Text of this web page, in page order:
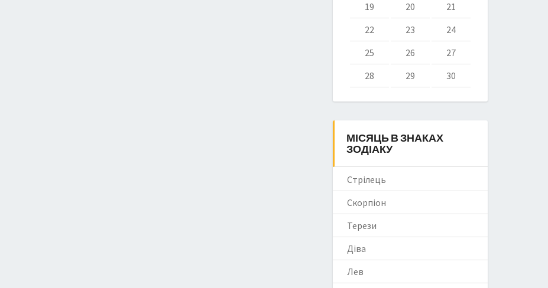
19
20
21
22
23
24
25
26
27
28
29 30
МІСЯЦЬ В ЗНАКАХ
ЗОДІАКУ
Стрілець
Скорпіон
Терези
Діва
Лев